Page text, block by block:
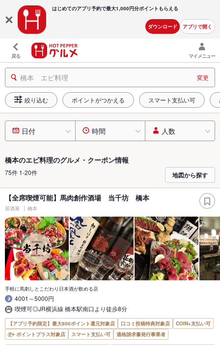
はじめてのアプリ予約で最大1,000円分ポイントもらえる
ダウンロード アプリで開く
戻る マイメニュー
橋本 エビ料理 変更
絞り込む ポイントがつかえる スマート支払い可
日付 時間 人数
橋本のエビ料理のグルメ・クーポン情報
75件 1-20件 地図から探す
【全席喫煙可能】馬肉創作酒場 当千坊 橋本
居酒屋 橋本
手軽に馬刺しとこだわり日本酒が飲める店
4001～5000円
喫煙可◎JR横浜線 橋本駅南口より徒歩8分
【アプリ予約限定】最大800ポイント還元対象店 口コミ投稿特典対象店
COIN+支払い可
ポイントプラス対象店
スマート支払い可 適格請求書発行事業者